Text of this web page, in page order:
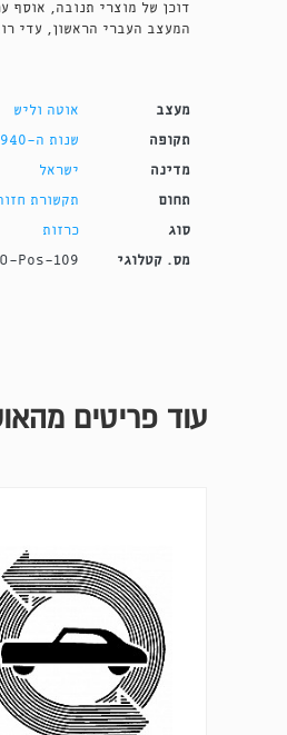
דוכן של מוצרי תנובה, אוסף
המעצב העברי הראשון, עדי רובינשטיין,
מעצב אוטה וליש
תקופה שנות ה-1940
מדינה ישראל
תחום תקשורת
סוג כרזות
מס. קטלוגי Pos-109
עוד פריטים